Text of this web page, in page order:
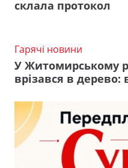
склала протокол
Гарячі новини
У Житомирському
врізався в дерево: